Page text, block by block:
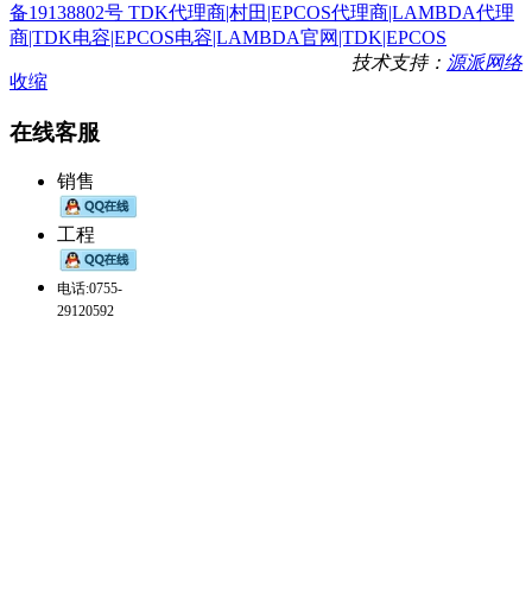
备19138802号 TDK代理商|村田|EPCOS代理商|LAMBDA代理
商|TDK电容|EPCOS电容|LAMBDA官网|TDK|EPCOS
技术支持： 源派网络
收缩
在线客服
销售
工程
电话:0755-
29120592